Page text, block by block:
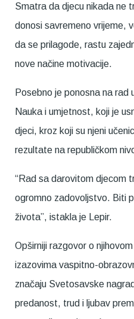
Smatra da djecu nikada ne
donosi savremeno vrijeme,
da se prilagode, rastu
nove načine motivacije.
Posebno je ponosna na rad
Nauka i umjetnost, koji je
djeci, kroz koji su njeni
rezultate na republičkom
“Rad sa darovitom djecom
ogromno zadovoljstvo. Biti
života”, istakla je Lepir.
Opširniji razgovor o
izazovima vaspitno-
značaju Svetosavske
predanost, trud i ljubav